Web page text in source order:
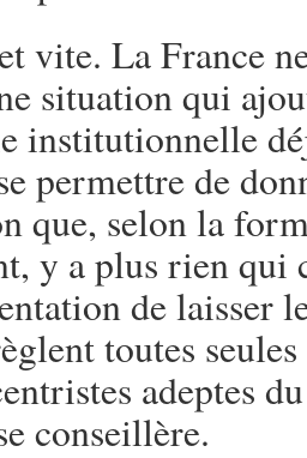
vite. La France
situation qui
institutionnelle
permettre de
que, selon la
y a plus rien qui
de laisser
toutes
adeptes
conseillère.